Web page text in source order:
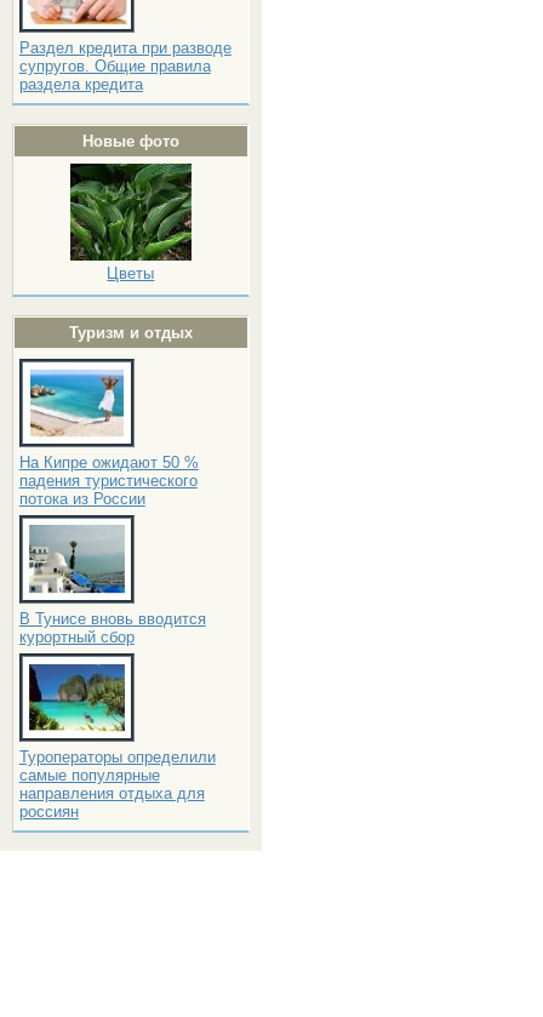
Раздел кредита при разводе
супругов. Общие правила
раздела кредита
Новые фото
Цветы
Туризм и отдых
На Кипре ожидают 50 %
падения туристического
потока из России
В Тунисе вновь вводится
курортный сбор
Туроператоры определили
самые популярные
направления отдыха для
россиян